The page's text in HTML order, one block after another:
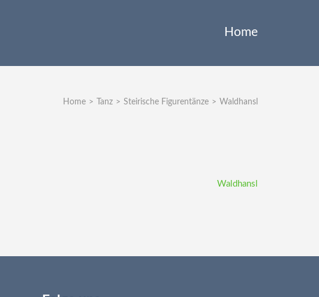
Home
Home > Tanz > Steirische Figurentänze > Waldhansl
Waldhansl